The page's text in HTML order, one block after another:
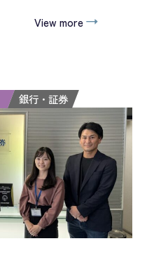
View more
銀行・証券